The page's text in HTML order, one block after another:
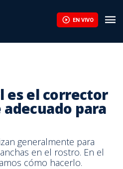
EN VIVO
es el corrector
para
generalmente para
en el rostro. En el
cómo hacerlo.